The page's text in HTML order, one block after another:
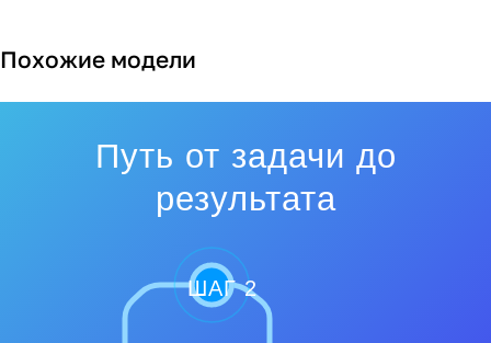
Похожие модели
Путь от задачи до
результата
ШАГ 2